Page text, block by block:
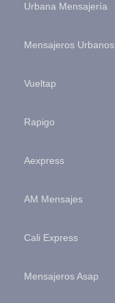
Urbana Mensajería
Mensajeros Urbanos
Vueltap
Rapigo
Aexpress
AM Mensajes
Cali Express
Mensajeros Asap